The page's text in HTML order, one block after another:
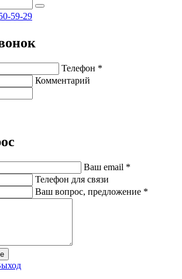
59-29
Телефон *
Комментарий
Ваш email *
Телефон для связи
Ваш вопрос, предложение *